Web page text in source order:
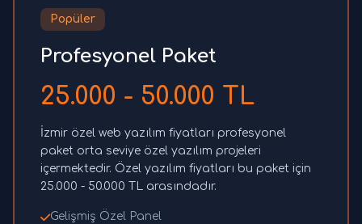
Popüler
Profesyonel Paket
25.000 - 50.000 TL
İzmir özel web yazılım fiyatları profesyonel
paket orta seviye özel yazılım projeleri
içermektedir. Özel yazılım fiyatları bu paket için
25.000 - 50.000 TL arasındadır.
Gelişmiş Özel Panel